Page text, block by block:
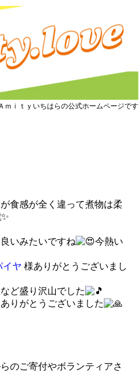
ｍｉｔｙいちはらの公式ホームページです
食感が全く違って煮物は柔
いみたいですね
今熱い
イヤ 様ありがとうございまし
ど盛り沢山でした
りがとうございました
のご寄付やボランティアさ